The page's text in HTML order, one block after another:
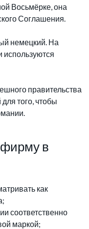
Восьмёрке, она
Соглашения.
немецкий. На
используются
правительства
того, чтобы
фирму в
как
соответственно
маркой;